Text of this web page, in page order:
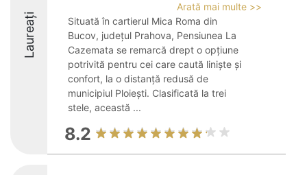
Laureați
Arată mai multe >>
Situată în cartierul Mica Roma din
Bucov, județul Prahova, Pensiunea La
Cazemata se remarcă drept o opțiune
potrivită pentru cei care caută liniște și
confort, la o distanță redusă de
municipiul Ploiești. Clasificată la trei
stele, această ...
8.2